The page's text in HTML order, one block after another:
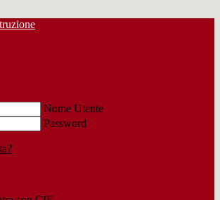
Nome Utente
Password